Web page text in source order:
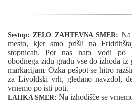
Sestop: ZELO ZAHTEVNA SMER:
mesto, kjer smo prišli na
stopnicah. Pot nas nato vodi po
obodnega zidu gradu vse do izhoda
markacijam. Ozka pešpot se hitro
za Livoldski vrh, gledano navzdol,
vrnemo po isti poti.
LAHKA SMER: Na izhodišče se